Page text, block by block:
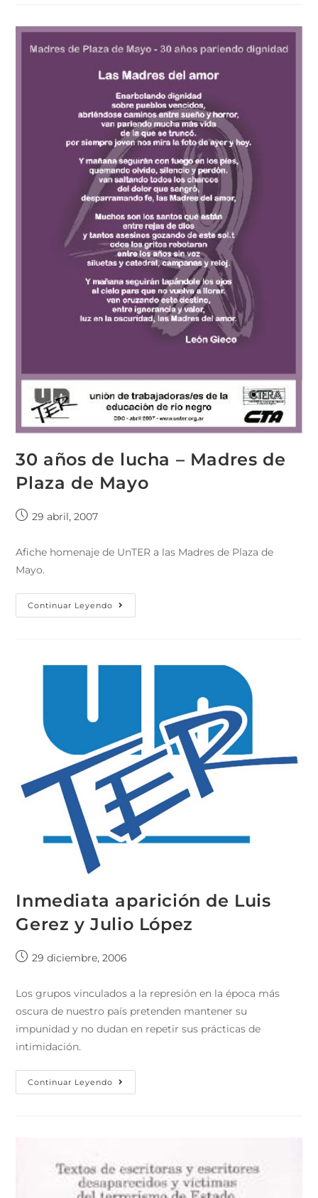
30 años de lucha – Madres de
Plaza de Mayo
29 abril, 2007
Afiche homenaje de UnTER a las Madres de Plaza de
Mayo.
Continuar Leyendo
Inmediata aparición de Luis
Gerez y Julio López
29 diciembre, 2006
Los grupos vinculados a la represión en la época más
oscura de nuestro país pretenden mantener su
impunidad y no dudan en repetir sus prácticas de
intimidación.
Continuar Leyendo